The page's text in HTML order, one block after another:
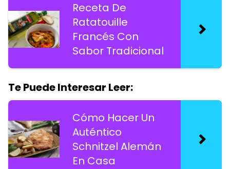
Receta De
Ratatouille
Francés Con
Sabor Tradicional
Te Puede Interesar Leer:
Cómo Hacer Un
Auténtico
Schnitzel Alemán
En Casa